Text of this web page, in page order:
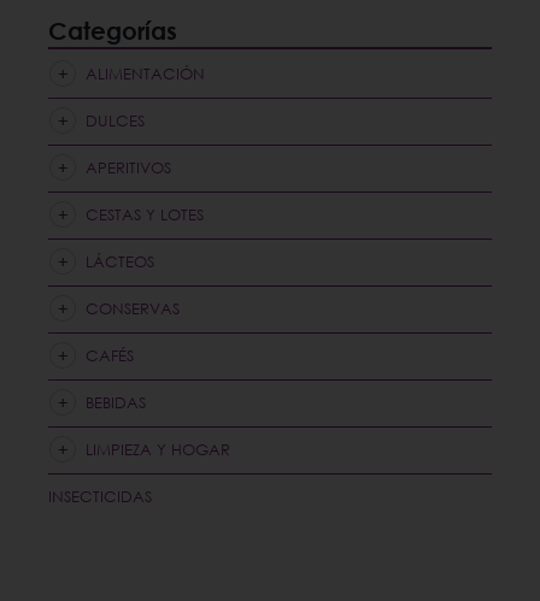
Categorías
ALIMENTACIÓN
DULCES
APERITIVOS
CESTAS Y LOTES
LÁCTEOS
CONSERVAS
CAFÉS
BEBIDAS
LIMPIEZA Y HOGAR
INSECTICIDAS